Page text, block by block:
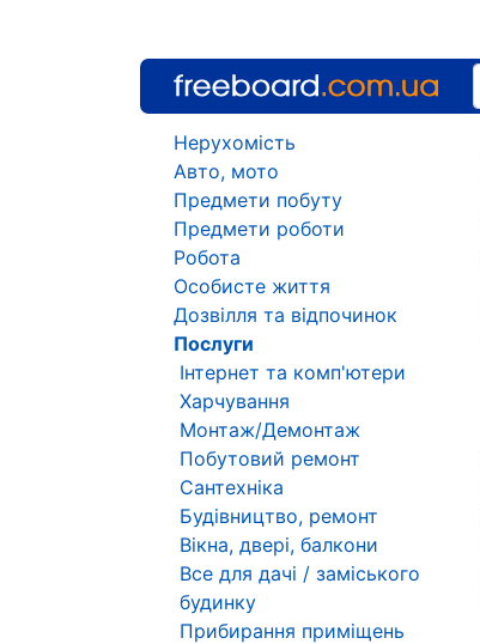
Нерухомість
Авто, мото
Предмети побуту
Предмети роботи
Робота
Особисте життя
Дозвілля та відпочинок
Послуги
Інтернет та комп'ютери
Харчування
Монтаж/Демонтаж
Побутовий ремонт
Сантехніка
Будівництво, ремонт
Вікна, двері, балкони
Все для дачі / заміського
будинку
Прибирання приміщень